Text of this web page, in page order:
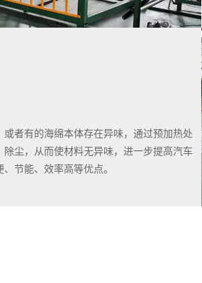
者有的海绵本体存在异味，通过预加热处
尘，从而使材料无异味，进一步提高汽车
节能、效率高等优点。